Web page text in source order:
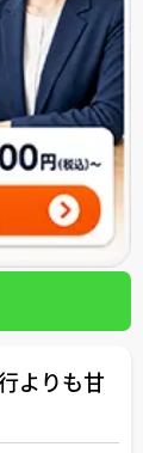
よりも甘